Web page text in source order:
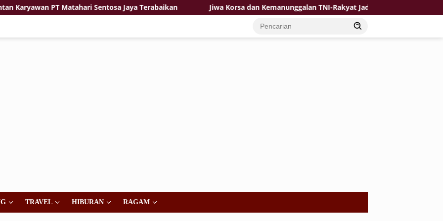
Sentosa Jaya Terabaikan Jiwa Korsa dan Kemanunggalan TNI-Rakyat Jadi Kekuatan TMMD di Desa Bulu Lor
TRAVEL HIBURAN RAGAM